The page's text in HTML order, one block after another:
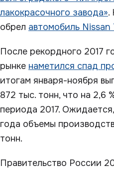
лакокрасочного завода».
обрел автомобиль
После рекордного 2017
рынке наметился спад
итогам января-ноября
872 тыс. тонн, что на 2,6
периода 2017.
года объемы
тонн.
Правительство России